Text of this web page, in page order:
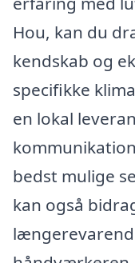
Hou, kan du
kendskab og
specifikke
en lokal
bedst mulige
kan også